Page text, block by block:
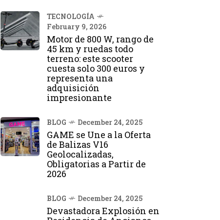
TECNOLOGÍA
February 9, 2026
Motor de 800 W, rango de
45 km y ruedas todo
terreno: este scooter
cuesta solo 300 euros y
representa una
adquisición
impresionante
BLOG December 24, 2025
GAME se Une a la Oferta
de Balizas V16
Geolocalizadas,
Obligatorias a Partir de
2026
BLOG December 24, 2025
Devastadora Explosión en